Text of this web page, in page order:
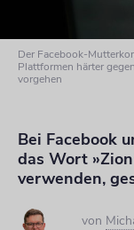
Der Facebook-
Plattformen härter
vorgehen
Bei Facebook
das Wort
verwenden,
von